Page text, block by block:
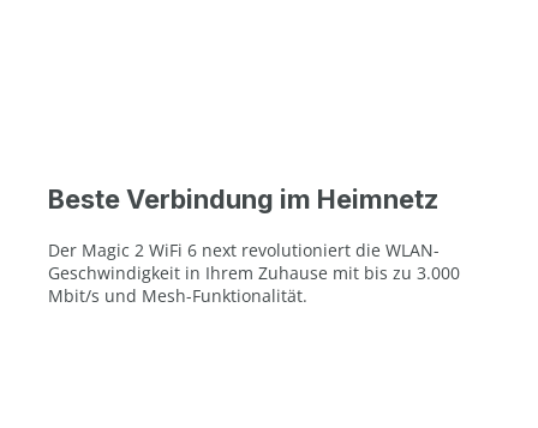
Beste Verbindung im Heimnetz
Der Magic 2 WiFi 6 next revolutioniert die WLAN-
Geschwindigkeit in Ihrem Zuhause mit bis zu 3.000
Mbit/s und Mesh-Funktionalität.